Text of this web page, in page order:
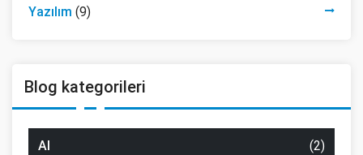
Yazılım (9)
Blog kategorileri
AI (2)